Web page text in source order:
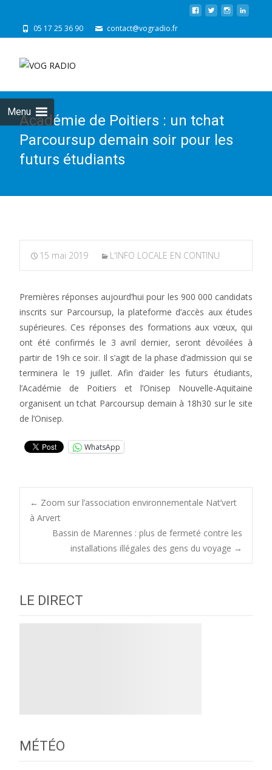
05 17 25 36 90 contact@vogradio.fr
Menu
Académie de Poitiers : un tchat
Parcoursup demain soir pour les
futurs étudiants
15 mai 2019 L'INFO LOCALE EN CONTINU
Premières réponses aujourd’hui pour les 900 000 candidats
inscrits sur Parcoursup, la plateforme d’accès aux études
supérieures. Ces réponses des formations aux vœux, qui
ont été confirmés le 3 avril dernier, seront dévoilées à
partir de 19h ce soir. Il s’agit de la phase d’admission qui se
terminera le 19 juillet. Afin d’aider les futurs étudiants,
l’Académie de Poitiers et l’Onisep Nouvelle-Aquitaine
organisent un tchat Parcoursup demain à 18h30 sur le site
de l’Onisep.
WhatsApp
Post
navigation
← Zoom sur l’association environnementale Nat’vert
à Arvert
Bassin de Marennes : plus de fermeté contre les
installations illégales des gens du voyage →
LE DIRECT
MÉTÉO